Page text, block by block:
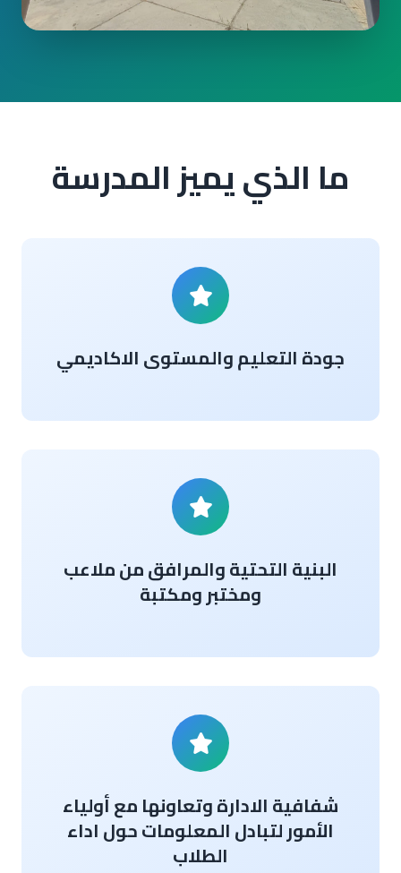
ما الذي يميز المدرسة
جودة التعليم والمستوى الاكاديمي
البنية التحتية والمرافق من ملاعب
ومختبر ومكتبة
شفافية الادارة وتعاونها مع أولياء
الأمور لتبادل المعلومات حول اداء
الطلاب